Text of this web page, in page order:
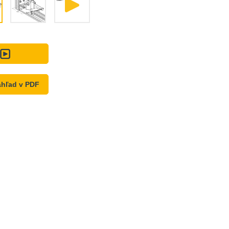
v PDF